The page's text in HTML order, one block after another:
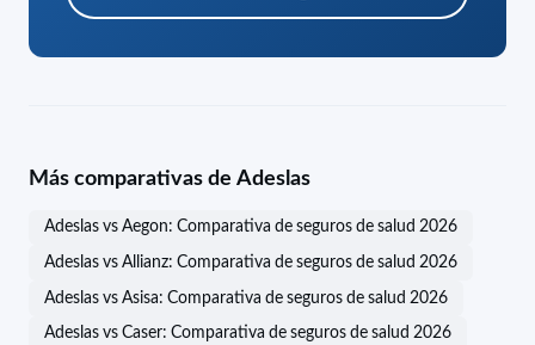
Más comparativas de Adeslas
Adeslas vs Aegon: Comparativa de seguros de salud 2026
Adeslas vs Allianz: Comparativa de seguros de salud 2026
Adeslas vs Asisa: Comparativa de seguros de salud 2026
Adeslas vs Caser: Comparativa de seguros de salud 2026